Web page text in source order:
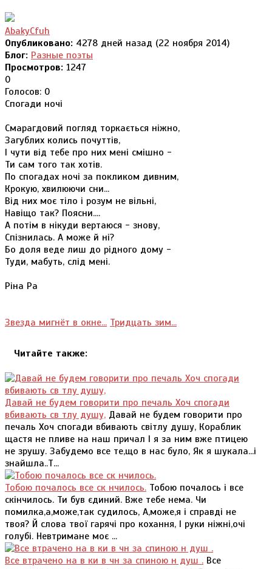
AbakyCfuh
Опубликовано: 4278 дней назад (22 ноября 2014)
Блог: Разные поэты
Просмотров: 1247
0
Голосов: 0
Спогади ночі
Смарагдовий погляд торкається ніжно,
Загублих колись почуттів,
І чути від тебе про них мені смішно -
Ти сам того так хотів.
По спогадах ночі за покликом дивним,
Крокую, хвилюючи сни...
Від них моє тіло і розум не вільні,
Навіщо так? Поясни....
А потім в нікуди вертаюся - знову,
Спізнилась. А може й ні?
Бо доля веде лиш до рідного дому -
Туди, мабуть, слід мені.
Ріна Ра
Звезда мигнёт в окне... Тридцать зим...
Читайте также:
Давай не будем говорити про печаль Хоч спогади
вбивають св тлу душу, Давай не будем говорити про
печаль Хоч спогади вбивають світлу душу, Кораблик
щастя не пливе на наш причал І я за ним вже птицею
не зрушу. Забудемо все те,що в нас було, Як я шукала...і
знайшла..Т...
Тобою почалось все ск нчилось. Тобою почалось і все
скінчилось. Ти був єдиний. Вже тебе нема. Чи
помилка,а,може,так судилось, А,може,я і справді не
твоя? Й слова твої гарячі про кохання, І руки ніжні,очі
голубі. Невтримане моє ...
Все втрачено на в ки в чн за спиною н душ . Все